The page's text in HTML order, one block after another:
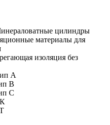
цилиндры
материалы для
изоляция без
А
В
C